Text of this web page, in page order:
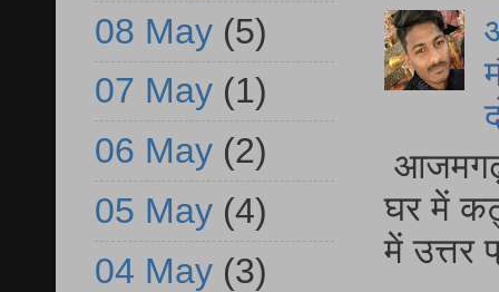
घर में
में
08 May (5)
07 May (1)
06 May (2)
05 May (4)
04 May (3)